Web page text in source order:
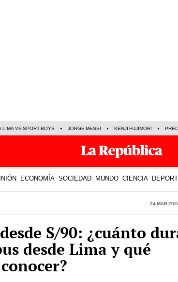
LIMA VS SPORT BOYS JORGE MESSI KENJI FUJIMORI
ECONOMÍA SOCIEDAD MUNDO CIENCIA
24 Mar
S/90: ¿cuánto
desde Lima y qué